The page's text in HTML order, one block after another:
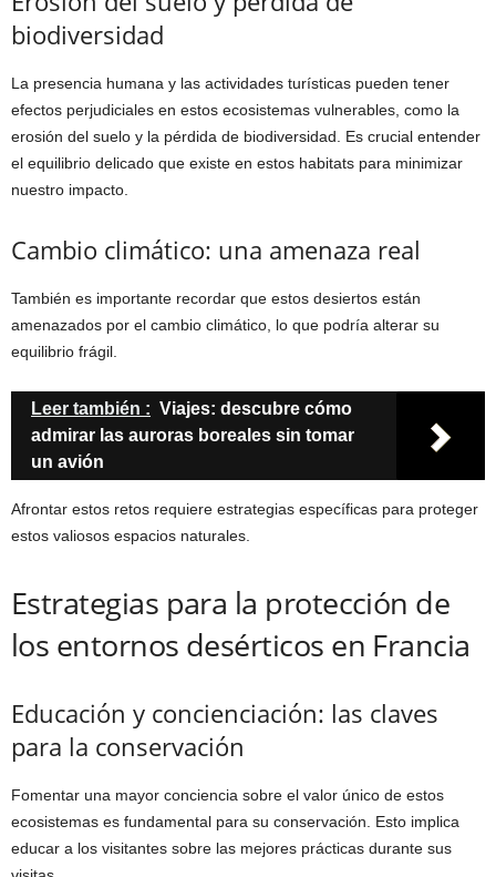
biodiversidad
La presencia humana y las actividades turísticas pueden tener
efectos perjudiciales en estos ecosistemas vulnerables, como la
erosión del suelo y la pérdida de biodiversidad. Es crucial entender
el equilibrio delicado que existe en estos habitats para minimizar
nuestro impacto.
Cambio climático: una amenaza real
También es importante recordar que estos desiertos están
amenazados por el cambio climático, lo que podría alterar su
equilibrio frágil.
Leer también : Viajes: descubre cómo
admirar las auroras boreales sin tomar
un avión
Afrontar estos retos requiere estrategias específicas para proteger
estos valiosos espacios naturales.
Estrategias para la protección de
los entornos desérticos en Francia
Educación y concienciación: las claves
para la conservación
Fomentar una mayor conciencia sobre el valor único de estos
ecosistemas es fundamental para su conservación. Esto implica
educar a los visitantes sobre las mejores prácticas durante sus